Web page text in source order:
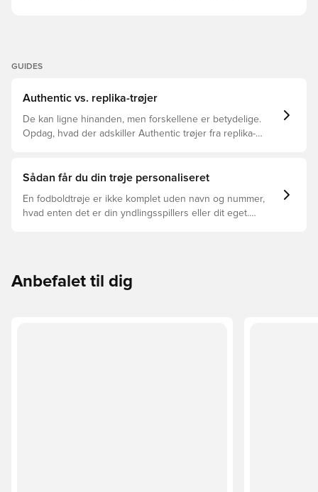
GUIDES
Authentic vs. replika-trøjer
De kan ligne hinanden, men forskellene er betydelige.
Opdag, hvad der adskiller Authentic trøjer fra replika-
Sådan får du din trøje personaliseret
En fodboldtrøje er ikke komplet uden navn og nummer,
hvad enten det er din yndlingsspillers eller dit eget.
Anbefalet til dig